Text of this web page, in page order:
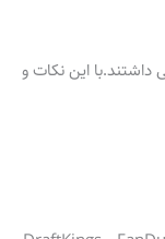
این نکات و